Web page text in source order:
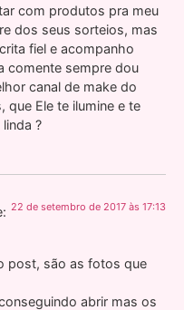
com produtos pra meu
dos seus sorteios, mas
fiel e acompanho
comente sempre dou
canal de make do
que Ele te ilumine e te
?
22 de setembro de 2017 às 17:13
post, são as fotos que
abrir mas os